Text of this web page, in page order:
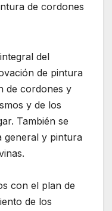
de cordones
del
de pintura
de cordones y
y de los
También se
general y pintura
con el plan de
de los